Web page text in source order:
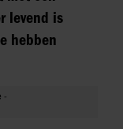
levend is
hebben